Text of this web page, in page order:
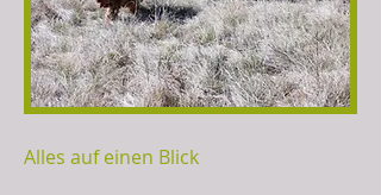
Alles auf einen Blick